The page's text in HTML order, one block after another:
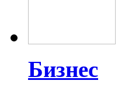
Бизнес